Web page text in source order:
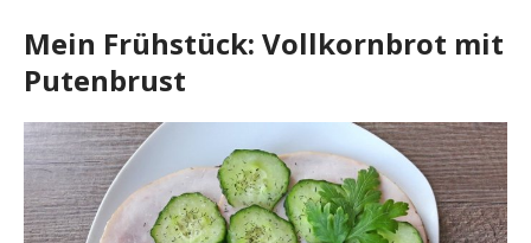
Mein Frühstück: Vollkornbrot mit
Putenbrust